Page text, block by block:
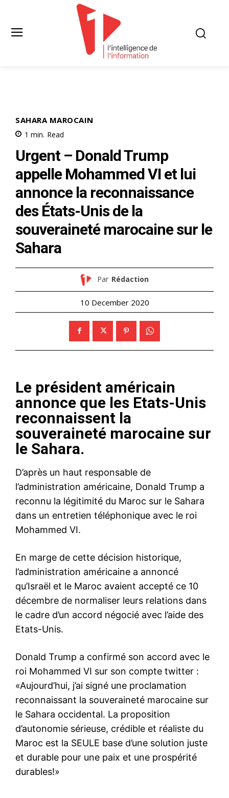
SAHARA MAROCAIN
1 min. Read
Urgent – Donald Trump
appelle Mohammed VI et lui
annonce la reconnaissance
des États-Unis de la
souveraineté marocaine sur le
Sahara
Par Rédaction
10 December 2020
Le président américain
annonce que les Etats-Unis
reconnaissent la
souveraineté marocaine sur
le Sahara.
D’après un haut responsable de
l’administration américaine, Donald Trump a
reconnu la légitimité du Maroc sur le Sahara
dans un entretien téléphonique avec le roi
Mohammed VI.
En marge de cette décision historique,
l’administration américaine a annoncé
qu’Israël et le Maroc avaient accepté ce 10
décembre de normaliser leurs relations dans
le cadre d’un accord négocié avec l’aide des
Etats-Unis.
Donald Trump a confirmé son accord avec le
roi Mohammed VI sur son compte twitter :
«Aujourd’hui, j’ai signé une proclamation
reconnaissant la souveraineté marocaine sur
le Sahara occidental. La proposition
d’autonomie sérieuse, crédible et réaliste du
Maroc est la SEULE base d’une solution juste
et durable pour une paix et une prospérité
durables!»